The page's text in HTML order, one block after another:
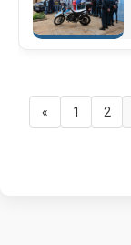
Leia mais
«
1 2